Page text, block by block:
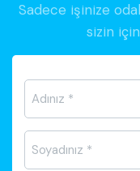
Sadece işinize
sizin
Ad-
Soyad